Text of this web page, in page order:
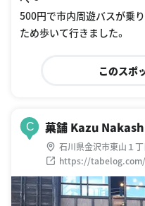
500円で市内周遊バスが乗
ため歩いて行きました。
このスポ
C 菓舗 Kazu
石川県金沢市東山１丁
https://tabelog.com/